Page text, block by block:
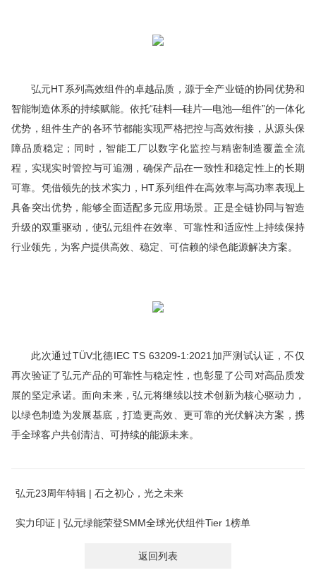
弘元HT系列高效组件的卓越品质，源于全产业链的协同优势和
智能制造体系的持续赋能。依托“硅料—硅片—电池—组件”的一体化
优势，组件生产的各环节都能实现严格把控与高效衔接，从源头保
障品质稳定；同时，智能工厂以数字化监控与精密制造覆盖全流
程，实现实时管控与可追溯，确保产品在一致性和稳定性上的长期
可靠。凭借领先的技术实力，HT系列组件在高效率与高功率表现上
具备突出优势，能够全面适配多元应用场景。正是全链协同与智造
升级的双重驱动，使弘元组件在效率、可靠性和适应性上持续保持
行业领先，为客户提供高效、稳定、可信赖的绿色能源解决方案。
此次通过TÜV北德IEC TS 63209-1:2021加严测试认证，不仅
再次验证了弘元产品的可靠性与稳定性，也彰显了公司对高品质发
展的坚定承诺。面向未来，弘元将继续以技术创新为核心驱动力，
以绿色制造为发展基底，打造更高效、更可靠的光伏解决方案，携
手全球客户共创清洁、可持续的能源未来。
弘元23周年特辑 | 石之初心，光之未来
实力印证 | 弘元绿能荣登SMM全球光伏组件Tier 1榜单
返回列表